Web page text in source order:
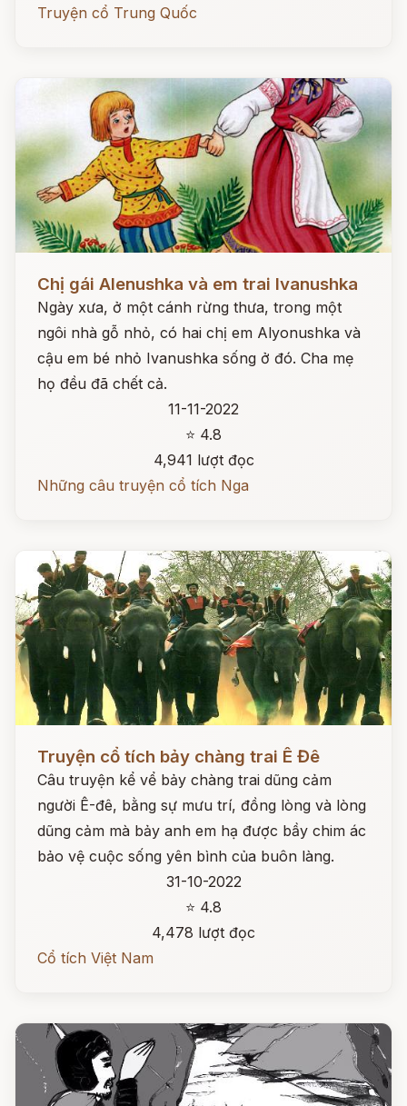
Truyện cổ Trung Quốc
Chị gái Alenushka và em trai Ivanushka
Ngày xưa, ở một cánh rừng thưa, trong một
ngôi nhà gỗ nhỏ, có hai chị em Alyonushka và
cậu em bé nhỏ Ivanushka sống ở đó. Cha mẹ
họ đều đã chết cả.
11-11-2022
⭐ 4.8
4,941 lượt đọc
Những câu truyện cổ tích Nga
Truyện cổ tích bảy chàng trai Ê Đê
Câu truyện kể vể bảy chàng trai dũng cảm
người Ê-đê, bằng sự mưu trí, đồng lòng và lòng
dũng cảm mà bảy anh em hạ được bầy chim ác
bảo vệ cuộc sống yên bình của buôn làng.
31-10-2022
⭐ 4.8
4,478 lượt đọc
Cổ tích Việt Nam